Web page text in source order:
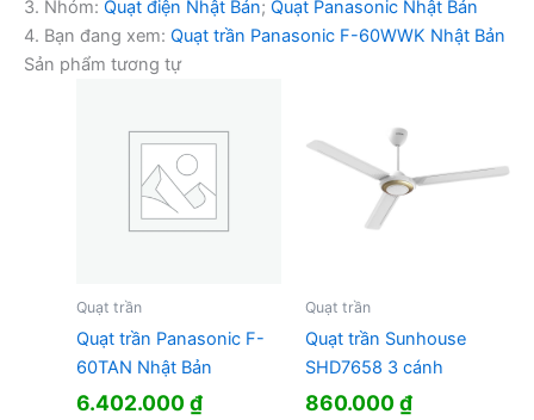
3. Nhóm: Quạt điện Nhật Bản; Quạt Panasonic Nhật Bản
4. Bạn đang xem: Quạt trần Panasonic F-60WWK Nhật Bản
Sản phẩm tương tự
Quạt trần
Quạt trần Panasonic F-
60TAN Nhật Bản
6.402.000₫
Quạt trần
Quạt trần Sunhouse
SHD7658 3 cánh
860.000₫